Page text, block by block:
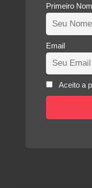
Primeiro
Email
Aceito a